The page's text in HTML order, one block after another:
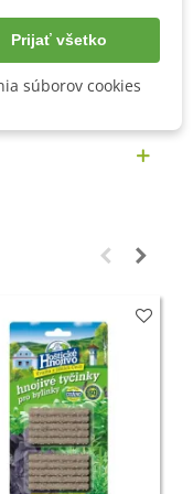
a problémoch
Prijať všetko
súborov cookies